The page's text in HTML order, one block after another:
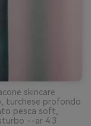
skincare
turchese profondo
pesca soft,
--ar 4:3